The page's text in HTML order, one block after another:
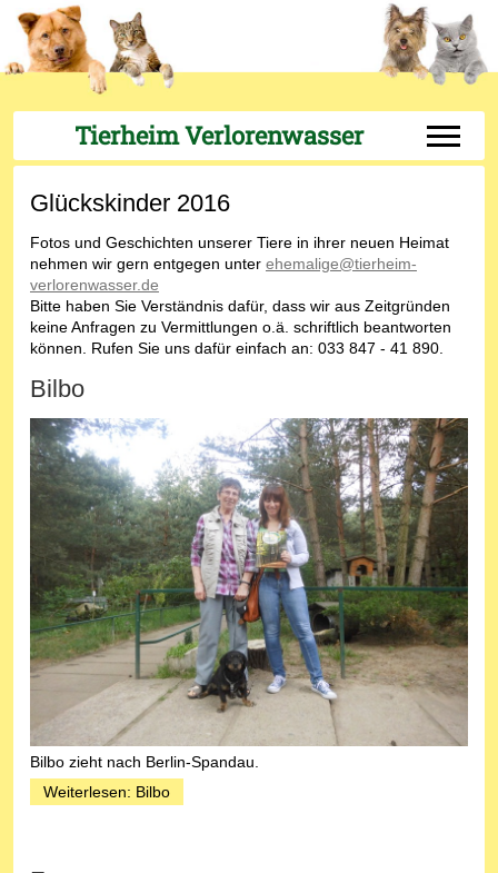
Tierheim Verlorenwasser Off-
Glückskinder 2016
Fotos und Geschichten unserer Tiere in ihrer neuen Heimat
nehmen wir gern entgegen unter ehemalige@tierheim-
verlorenwasser.de
Bitte haben Sie Verständnis dafür, dass wir aus Zeitgründen
keine Anfragen zu Vermittlungen o.ä. schriftlich beantworten
können. Rufen Sie uns dafür einfach an: 033 847 - 41 890.
Bilbo
Bilbo zieht nach Berlin-Spandau.
Weiterlesen: Bilbo